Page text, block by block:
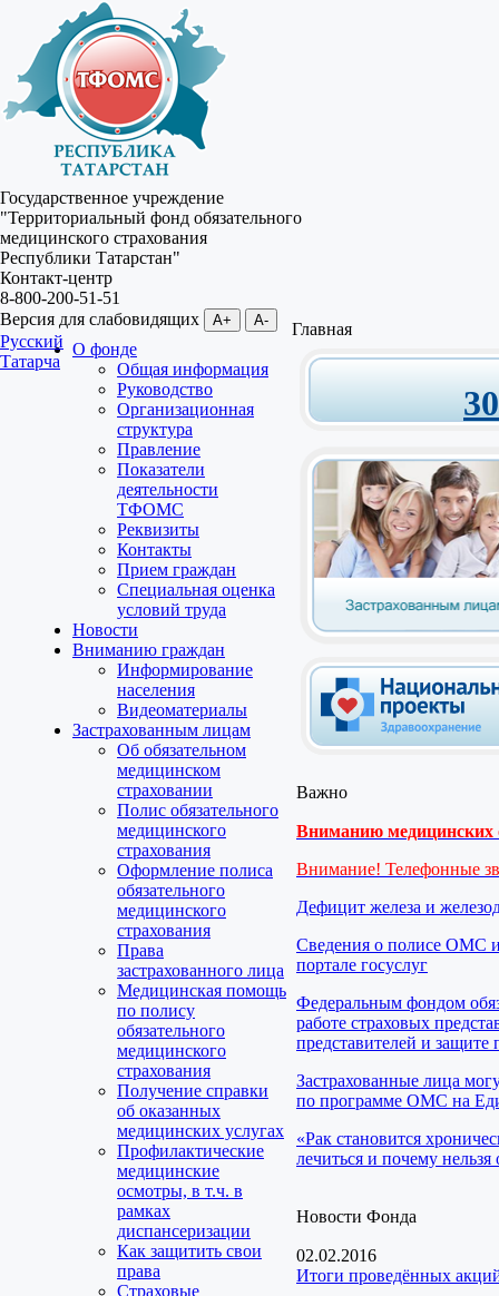
Государственное учреждение
"Территориальный фонд обязательного
медицинского страхования
Республики Татарстан"
Контакт-центр
8-800-200-51-51
Версия для слабовидящих
A+ A-
Русский
Татарча
О фонде
Общая информация
Руководство
Организационная
структура
Правление
Показатели
деятельности
ТФОМС
Реквизиты
Контакты
Прием граждан
Специальная оценка
условий труда
Новости
Вниманию граждан
Информирование
населения
Видеоматериалы
Застрахованным лицам
Об обязательном
медицинском
страховании
Полис обязательного
медицинского
страхования
Оформление полиса
обязательного
медицинского
страхования
Права
застрахованного лица
Медицинская помощь
по полису
обязательного
медицинского
страхования
Получение справки
об оказанных
медицинских услугах
Профилактические
медицинские
осмотры, в т.ч. в
рамках
диспансеризации
Как защитить свои
права
Страховые
Главная
Важно
Вниманию медицинских
Внимание! Телефонные
Дефицит железа и
Сведения о полисе ОМС
портале госуслуг
Федеральным фондом
работе страховых
представителей и защите
Застрахованные лица
по программе ОМС на
«Рак становится
лечиться и почему нельзя
Новости Фонда
02.02.2016
Итоги проведённых